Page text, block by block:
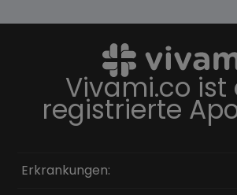
Vivami.co ist
registrierte
Erkrankungen: